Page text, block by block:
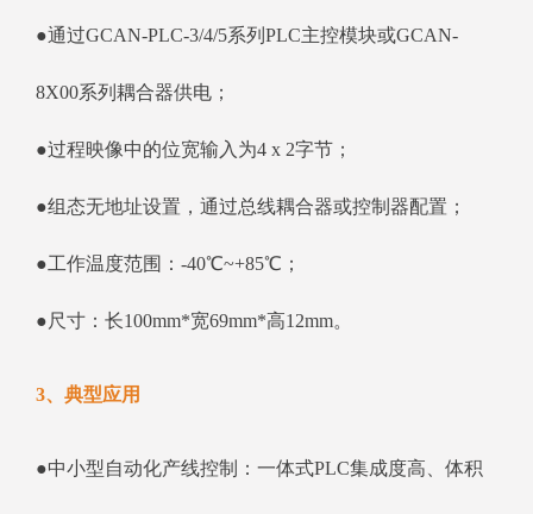
●通过GCAN-PLC-3/4/5系列PLC主控模块或GCAN-
8X00系列耦合器供电；
●过程映像中的位宽输入为4 x 2字节；
●组态无地址设置，通过总线耦合器或控制器配置；
●工作温度范围：-40℃~+85℃；
●尺寸：长100mm*宽69mm*高12mm。
3、典型应用
●中小型自动化产线控制：一体式PLC集成度高、体积